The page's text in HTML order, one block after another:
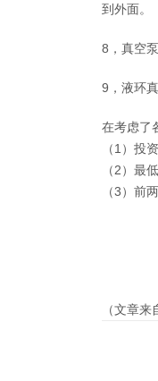
到外面。
8，真空
9，液环
在考虑了
（1）投
（2）最
（3）前
（文章